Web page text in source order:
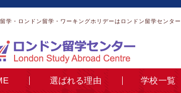
学・ロンドン留学・ワーキングホリデーはロンドン留学センター
選ばれる理由 学校一覧